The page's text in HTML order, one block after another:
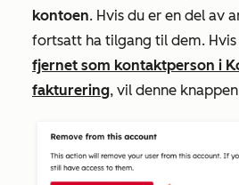
kontoen. Hvis du er en del av
fortsatt ha tilgang til dem.
fjernet som kontaktperson i
fakturering, vil denne